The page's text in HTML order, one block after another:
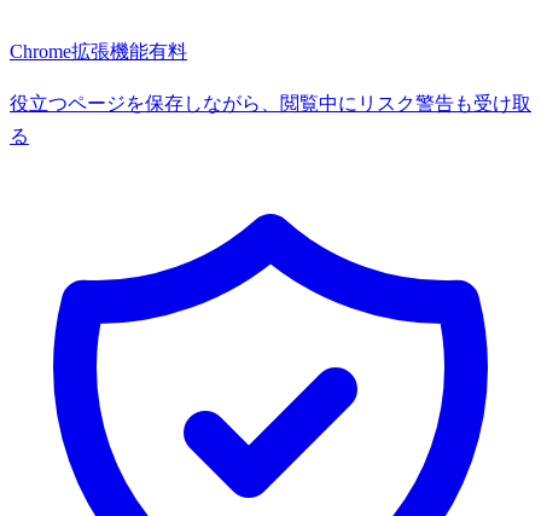
Chrome拡張機能有料
役立つページを保存しながら、閲覧中にリスク警告も受け取
る